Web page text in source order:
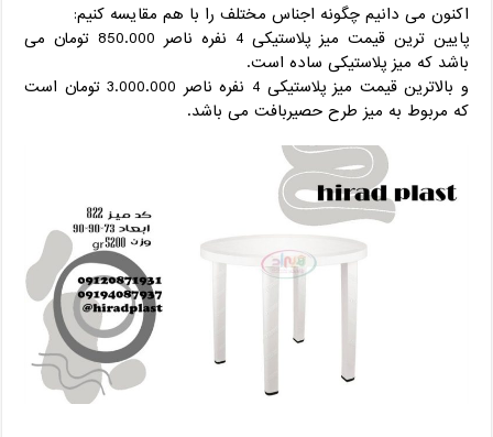
اکنون می دانیم چگونه اجناس مختلف را با هم مقایسه کنیم:
پایین ترین قیمت میز پلاستیکی 4 نفره ناصر 850.000 تومان می
باشد که میز پلاستیکی ساده است.
و بالاترین قیمت میز پلاستیکی 4 نفره ناصر 3.000.000 تومان است
که مربوط به میز طرح حصیربافت می باشد.